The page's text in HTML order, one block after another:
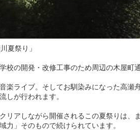
夏祭り」
校の開発・改修工事のため周辺の木屋町
楽ライブ。そしてお馴染みになった高瀬
しが行われます。
リアしながら開催されるこの夏祭りは、
力」そのもので続けられています。